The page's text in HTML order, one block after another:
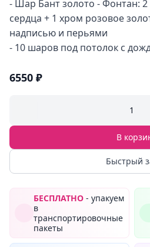
- Шар Бант золото - Фонтан: 2
сердца + 1 хром розовое
надписью и перьями
- 10 шаров под потолок с
6550 ₽
1
В
Быстрый
БЕСПЛАТНО - упакуем
в
транспортировочные
пакеты